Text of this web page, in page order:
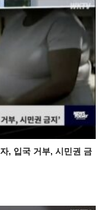
, 입국 거부, 시민권 금